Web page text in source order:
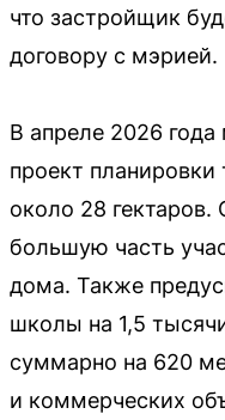
что застройщик
договору с мэрией.
В апреле 2026
проект
около 28 гектаров.
большую часть
дома. Также
школы на 1,5
суммарно на 620
и коммерческих